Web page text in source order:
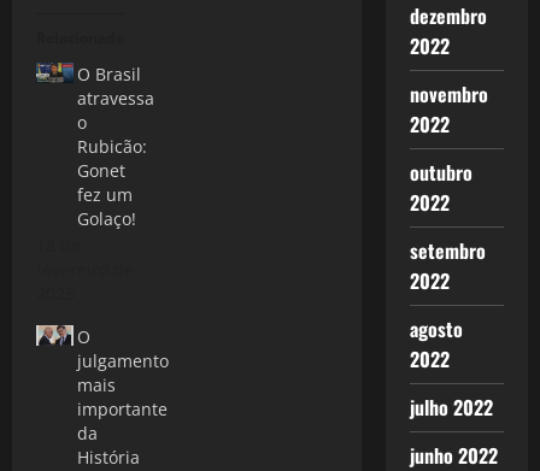
O Brasil
atravessa
o
Rubicão:
Gonet
fez um
Golaço!
O
julgamento
mais
importante
da
História
dezembro
2022
novembro
2022
outubro
2022
setembro
2022
agosto
2022
julho 2022
junho 2022